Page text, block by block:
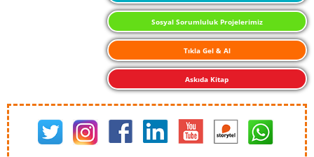
Sosyal Sorumluluk Projelerimiz
Tıkla Gel & Al
Askıda Kitap